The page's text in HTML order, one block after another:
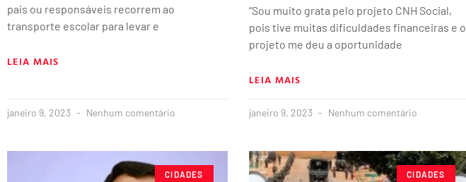
pais ou responsáveis recorrem ao
transporte escolar para levar e
LEIA MAIS
janeiro 9, 2023 Nenhum comentário
“Sou muito grata pelo projeto CNH Social,
pois tive muitas dificuldades financeiras e o
projeto me deu a oportunidade
LEIA MAIS
janeiro 9, 2023 Nenhum comentário
CIDADES CIDADES